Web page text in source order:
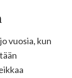
vuosia, kun